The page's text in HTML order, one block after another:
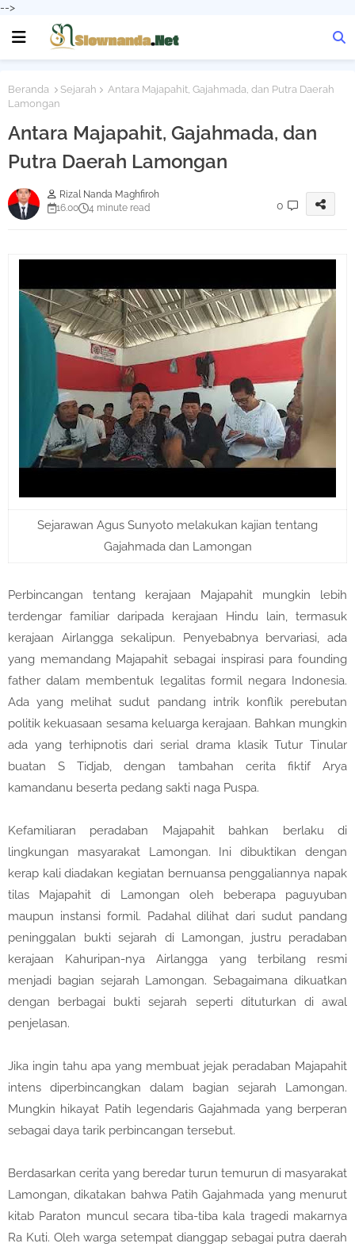
-->
Beranda Sejarah
Antara Majapahit, Gajahmada, dan Putra Daerah
Lamongan
Antara Majapahit, Gajahmada, dan
Putra Daerah Lamongan
Rizal Nanda Maghfiroh
16.00
4 minute read 0
Sejarawan Agus Sunyoto melakukan kajian tentang
Gajahmada dan Lamongan
Perbincangan tentang kerajaan Majapahit mungkin lebih
terdengar familiar daripada kerajaan Hindu lain, termasuk
kerajaan Airlangga sekalipun. Penyebabnya bervariasi, ada
yang memandang Majapahit sebagai inspirasi para founding
father dalam membentuk legalitas formil negara Indonesia.
Ada yang melihat sudut pandang intrik konflik perebutan
politik kekuasaan sesama keluarga kerajaan. Bahkan mungkin
ada yang terhipnotis dari serial drama klasik Tutur Tinular
buatan S Tidjab, dengan tambahan cerita fiktif Arya
kamandanu beserta pedang sakti naga Puspa.
Kefamiliaran peradaban Majapahit bahkan berlaku di
lingkungan masyarakat Lamongan. Ini dibuktikan dengan
kerap kali diadakan kegiatan bernuansa penggaliannya napak
tilas Majapahit di Lamongan oleh beberapa paguyuban
maupun instansi formil. Padahal dilihat dari sudut pandang
peninggalan bukti sejarah di Lamongan, justru peradaban
kerajaan Kahuripan-nya Airlangga yang terbilang resmi
menjadi bagian sejarah Lamongan. Sebagaimana dikuatkan
dengan berbagai bukti sejarah seperti dituturkan di awal
penjelasan.
Jika ingin tahu apa yang membuat jejak peradaban Majapahit
intens diperbincangkan dalam bagian sejarah Lamongan.
Mungkin hikayat Patih legendaris Gajahmada yang berperan
sebagai daya tarik perbincangan tersebut.
Berdasarkan cerita yang beredar turun temurun di masyarakat
Lamongan, dikatakan bahwa Patih Gajahmada yang menurut
kitab Paraton muncul secara tiba-tiba kala tragedi makarnya
Ra Kuti. Oleh warga setempat dianggap sebagai putra daerah